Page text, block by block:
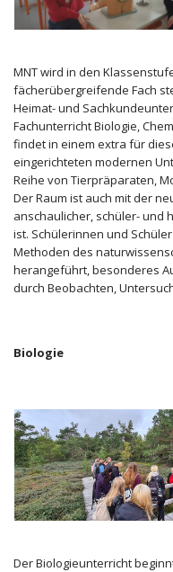
MNT wird in den
fächerübergreifende Fach
Heimat- und
Fachunterricht Biologie,
findet in einem extra für
eingerichteten modernen
Reihe von Tierpräparaten,
Der Raum ist auch mit der
anschaulicher, schüler- und
ist. Schülerinnen und
Methoden des
herangeführt, besonderes
durch Beobachten,
Biologie
Der Biologieunterricht